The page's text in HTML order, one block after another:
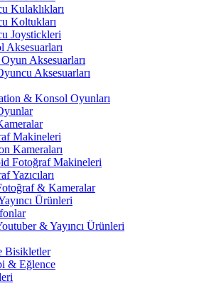
Kulaklıkları
Koltukları
Joystickleri
Aksesuarları
Aksesuarları
Aksesuarları
& Konsol Oyunları
Makineleri
Kameraları
Fotoğraf Makineleri
Yazıcıları
& Kameralar
Ürünleri
& Yayıncı Ürünleri
Bisikletler
& Eğlence